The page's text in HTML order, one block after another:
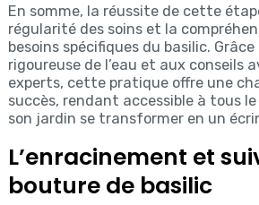
En somme, la réussite de cette
régularité des soins et la
besoins spécifiques du basilic.
rigoureuse de l’eau et aux conseils
experts, cette pratique offre une
succès, rendant accessible à tous
son jardin se transformer en un
L’enracinement et
bouture de basilic